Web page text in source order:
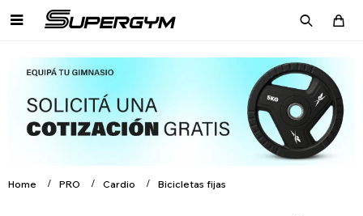

Home PRO Cardio Bicicletas fijas